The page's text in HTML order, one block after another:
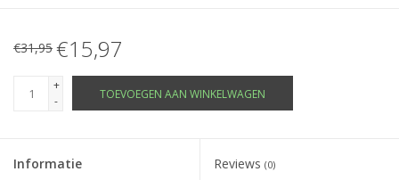
€31,95 €15,97
+
-
TOEVOEGEN AAN WINKELWAGEN
Informatie Reviews (0)